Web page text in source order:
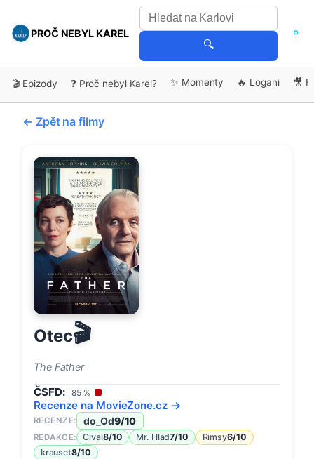
PROČ NEBYL KAREL
🔍
🎬 Epizody ❓ Proč nebyl Karel? ✨ Momenty 🔥 Logani 🎥
← Zpět na filmy
Otec🎬
The Father
ČSFD: 85 %
Recenze na MovieZone.cz →
RECENZE: do_Od9/10
REDAKCE: Cival8/10 Mr. Hlad7/10 Rimsy6/10
krauset8/10